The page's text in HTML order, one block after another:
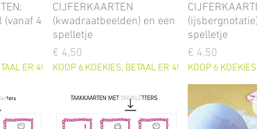
(vanaf 4
ER 4!
CIJFERKAARTEN
(kwadraatbeelden) en een
spelletje
Prijs
€ 4,50
KOOP 6 KOEKIES, BETAAL ER 4!
spelletje
Prijs
€ 4,50
KOOP 6